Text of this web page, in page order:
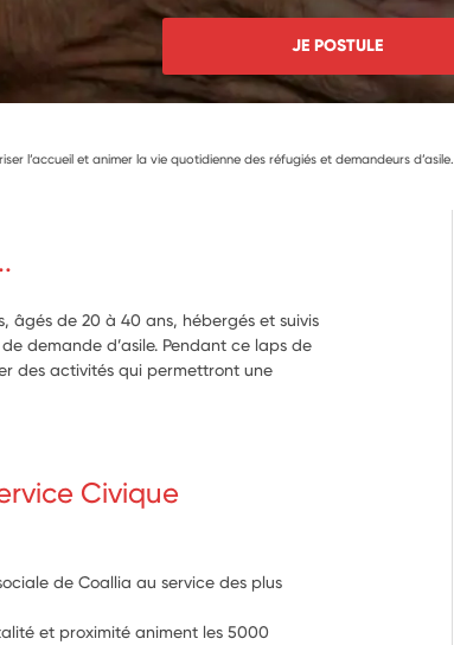
JE POSTULE
l’accueil et animer la vie quotidienne des réfugiés et demandeurs d’asile.
âgés de 20 à 40 ans, hébergés et suivis
demande d’asile. Pendant ce laps de
des activités qui permettront une
Civique
de Coallia au service des plus
et proximité animent les 5000